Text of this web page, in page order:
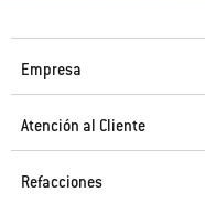
Empresa
Atención al Cliente
Refacciones